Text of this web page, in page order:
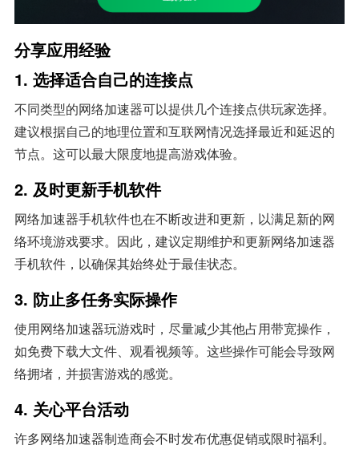
分享应用经验
1. 选择适合自己的连接点
不同类型的网络加速器可以提供几个连接点供玩家选择。
建议根据自己的地理位置和互联网情况选择最近和延迟的
节点。这可以最大限度地提高游戏体验。
2. 及时更新手机软件
网络加速器手机软件也在不断改进和更新，以满足新的网
络环境游戏要求。因此，建议定期维护和更新网络加速器
手机软件，以确保其始终处于最佳状态。
3. 防止多任务实际操作
使用网络加速器玩游戏时，尽量减少其他占用带宽操作，
如免费下载大文件、观看视频等。这些操作可能会导致网
络拥堵，并损害游戏的感觉。
4. 关心平台活动
许多网络加速器制造商会不时发布优惠促销或限时福利。